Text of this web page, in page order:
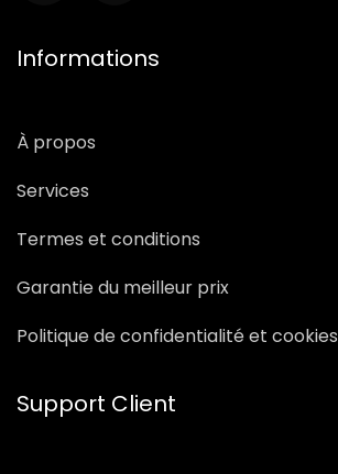
Informations
À propos
Services
Termes et conditions
Garantie du meilleur prix
Politique de confidentialité et cookies
Support Client